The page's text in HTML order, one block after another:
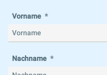
Vorname
Nachname